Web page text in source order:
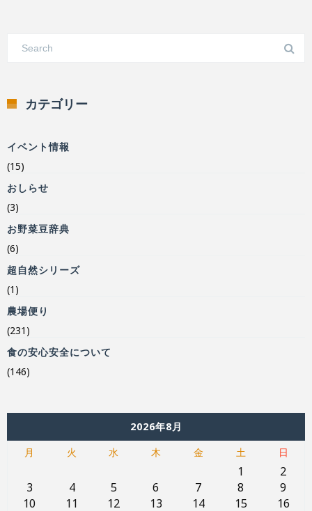
カテゴリー
イベント情報
(15)
おしらせ
(3)
お野菜豆辞典
(6)
超自然シリーズ
(1)
農場便り
(231)
食の安心安全について
(146)
2026年8月
月
火 水 木 金 土 日
1
2
3
4 5 6 7 8
9
10
11 12 13 14 15
16